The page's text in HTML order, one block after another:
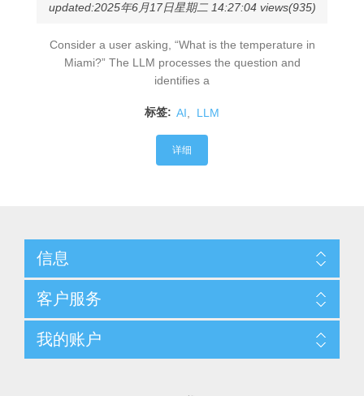
updated:2025年6月17日星期二 14:27:04 views(935)
Consider a user asking, “What is the temperature in
Miami?” The LLM processes the question and
identifies a
标签: AI LLM
详细
信息
客户服务
我的账户